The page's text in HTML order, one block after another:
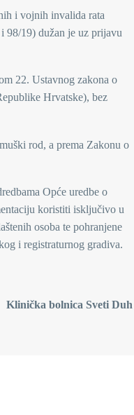
i vojnih invalida rata
98/19) dužan je uz prijavu
22. Ustavnog zakona o
Hrvatske), bez
rod, a prema Zakonu o
Opće uredbe o
koristiti isključivo u
osoba te pohranjene
i registraturnog gradiva.
Klinička bolnica Sveti Duh